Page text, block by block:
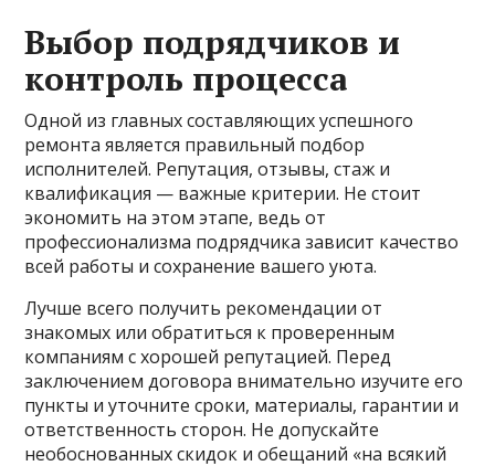
Выбор подрядчиков и
контроль процесса
Одной из главных составляющих успешного
ремонта является правильный подбор
исполнителей. Репутация, отзывы, стаж и
квалификация — важные критерии. Не стоит
экономить на этом этапе, ведь от
профессионализма подрядчика зависит качество
всей работы и сохранение вашего уюта.
Лучше всего получить рекомендации от
знакомых или обратиться к проверенным
компаниям с хорошей репутацией. Перед
заключением договора внимательно изучите его
пункты и уточните сроки, материалы, гарантии и
ответственность сторон. Не допускайте
необоснованных скидок и обещаний «на всякий